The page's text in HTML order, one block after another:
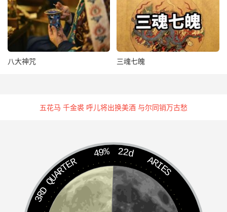
八大神咒 三魂七魄
五花马 千金裘 呼儿将出换美酒 与尔同销万古愁
49% 22d
ARIES
3RD QUARTER